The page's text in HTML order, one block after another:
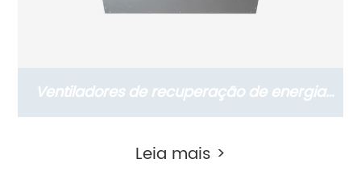
Ventiladores de recuperação de energia
térmica suspensos residenciais da série
Leia mais >